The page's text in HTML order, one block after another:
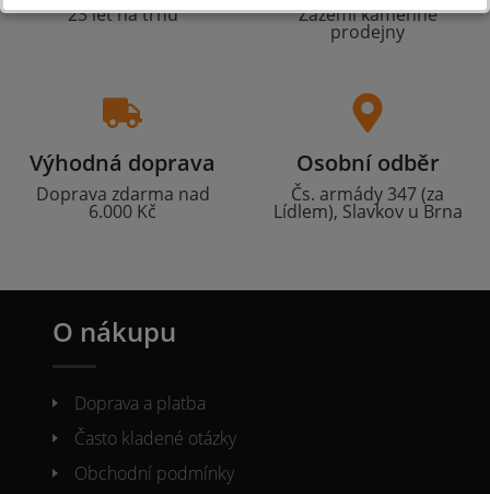
23 let na trhu Zázemí kamenné
prodejny
Výhodná doprava
Doprava zdarma nad
6.000 Kč
Osobní odběr
Čs. armády 347 (za
Lídlem), Slavkov u Brna
O nákupu
Doprava a platba
Často kladené otázky
Obchodní podmínky